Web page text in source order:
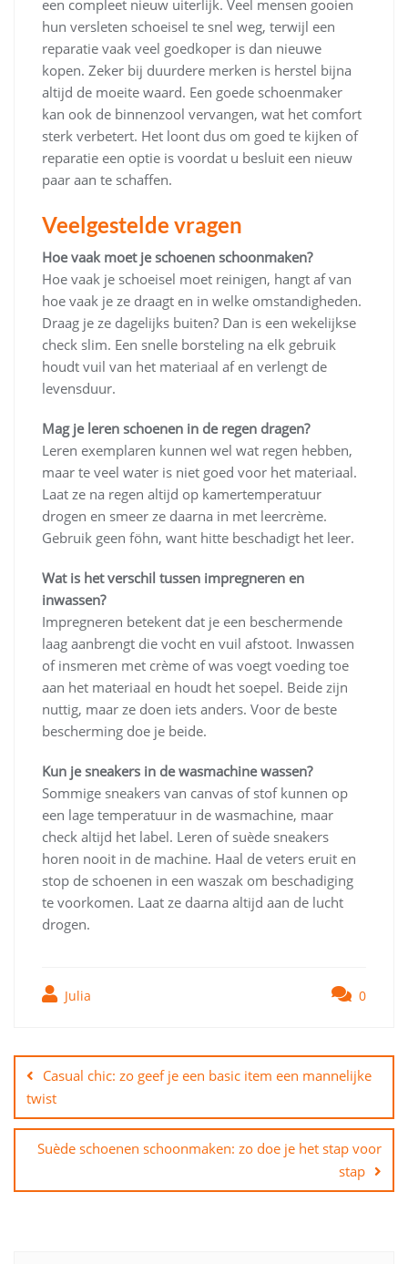
een compleet nieuw uiterlijk. Veel mensen gooien
hun versleten schoeisel te snel weg, terwijl een
reparatie vaak veel goedkoper is dan nieuwe
kopen. Zeker bij duurdere merken is herstel bijna
altijd de moeite waard. Een goede schoenmaker
kan ook de binnenzool vervangen, wat het comfort
sterk verbetert. Het loont dus om goed te kijken of
reparatie een optie is voordat u besluit een nieuw
paar aan te schaffen.
Veelgestelde vragen
Hoe vaak moet je schoenen schoonmaken?
Hoe vaak je schoeisel moet reinigen, hangt af van
hoe vaak je ze draagt en in welke omstandigheden.
Draag je ze dagelijks buiten? Dan is een wekelijkse
check slim. Een snelle borsteling na elk gebruik
houdt vuil van het materiaal af en verlengt de
levensduur.
Mag je leren schoenen in de regen dragen?
Leren exemplaren kunnen wel wat regen hebben,
maar te veel water is niet goed voor het materiaal.
Laat ze na regen altijd op kamertemperatuur
drogen en smeer ze daarna in met leercrème.
Gebruik geen föhn, want hitte beschadigt het leer.
Wat is het verschil tussen impregneren en
inwassen?
Impregneren betekent dat je een beschermende
laag aanbrengt die vocht en vuil afstoot. Inwassen
of insmeren met crème of was voegt voeding toe
aan het materiaal en houdt het soepel. Beide zijn
nuttig, maar ze doen iets anders. Voor de beste
bescherming doe je beide.
Kun je sneakers in de wasmachine wassen?
Sommige sneakers van canvas of stof kunnen op
een lage temperatuur in de wasmachine, maar
check altijd het label. Leren of suède sneakers
horen nooit in de machine. Haal de veters eruit en
stop de schoenen in een waszak om beschadiging
te voorkomen. Laat ze daarna altijd aan de lucht
drogen.
Julia 0
navigatie
Casual chic: zo geef je een basic item een mannelijke
twist
Suède schoenen schoonmaken: zo doe je het stap voor
stap